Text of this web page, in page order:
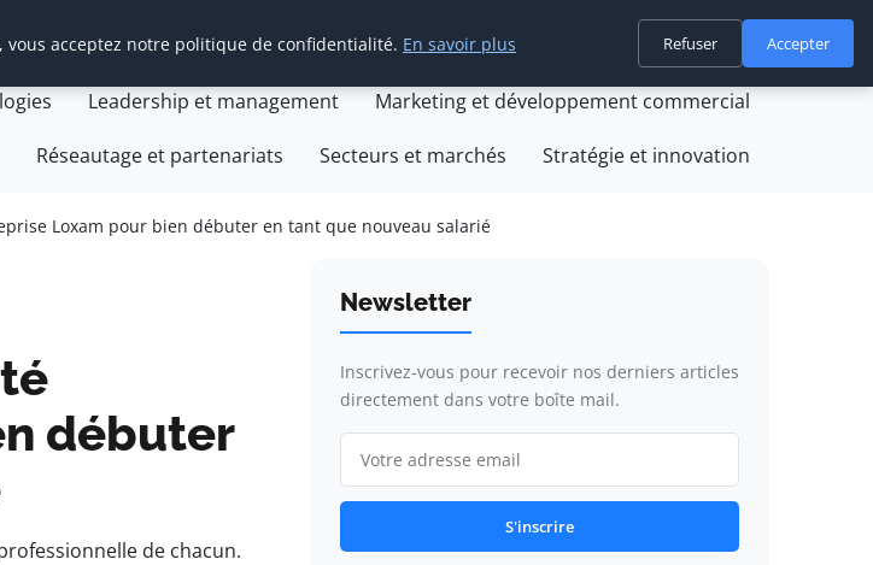
Cabinet Management Transition Création et développement d'entreprise
Leadership et management Marketing et développement commercial
Réseautage et partenariats Secteurs et marchés Stratégie et innovation
Loxam pour bien débuter en tant que nouveau salarié
débuter
de chacun.
Newsletter
Inscrivez-vous pour recevoir nos derniers articles
directement dans votre boîte mail.
S'inscrire
acceptez notre politique de confidentialité. En savoir plus Refuser Accepter